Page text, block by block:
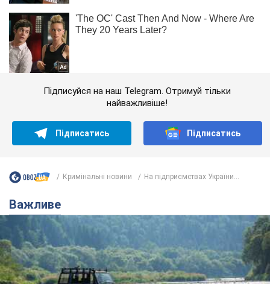
Підписуйся на наш Telegram. Отримуй тільки
найважливіше!
Підписатись Підписатись
Кримінальні новини На підприємствах України...
Важливе